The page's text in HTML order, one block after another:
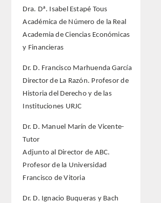
Dra. Dª. Isabel Estapé Tous
Académica de Número de la Real
Academia de Ciencias Económicas
y Financieras
Dr. D. Francisco Marhuenda García
Director de La Razón. Profesor de
Historia del Derecho y de las
Instituciones URJC
Dr. D. Manuel Marín de Vicente-
Tutor
Adjunto al Director de ABC.
Profesor de la Universidad
Francisco de Vitoria
Dr. D. Ignacio Buqueras y Bach